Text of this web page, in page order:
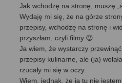
Jak wchodzę na stronę, muszę
Wydaję mi się, że na górze
przepisy, wchodzę na stronę i
przyszłam, czyli filmy 😉
Ja wiem, że wystarczy
przepisy kulinarne, ale (ja)
rzucały mi się w oczy.
Wiem, jednak, że ja tu nie